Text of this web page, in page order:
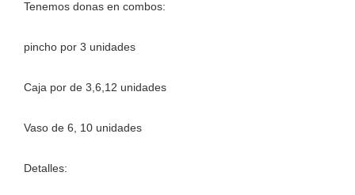
Tenemos donas en combos:
pincho por 3 unidades
Caja por de 3,6,12 unidades
Vaso de 6, 10 unidades
Detalles: